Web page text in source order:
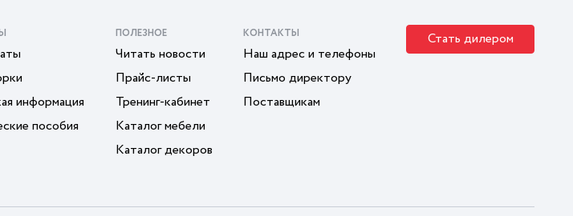
информация
пособия
ПОЛЕЗНОЕ
Читать новости
Прайс-листы
Тренинг-кабинет
Каталог мебели
Каталог декоров
КОНТАКТЫ
Наш адрес и телефоны
Письмо директору
Поставщикам
Стать дилером